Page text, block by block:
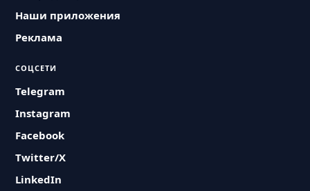
Наши приложения
Реклама
СОЦСЕТИ
Telegram
Instagram
Facebook
Twitter/X
LinkedIn